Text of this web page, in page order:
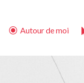
Autour de moi